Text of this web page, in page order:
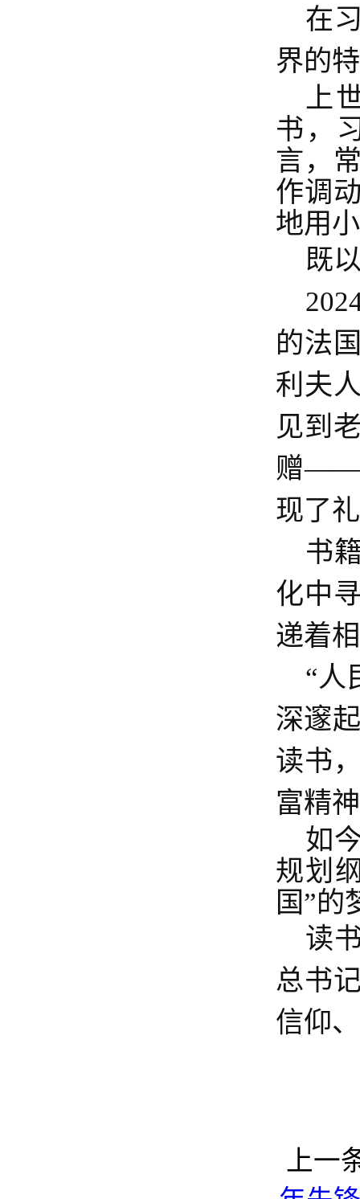
在
界的
上
书，
言，
作调
地用
既
的法
利夫
见到
赠
现了
书
化中
递着
“人
深邃
读书
富精
如
规划
国”的
读
总书
信仰
上一